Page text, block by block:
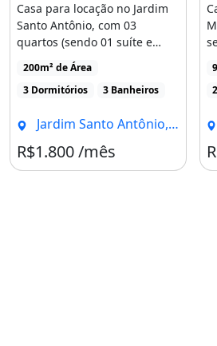
Casa para locação no Jardim
Santo Antônio, com 03
quartos (sendo 01 suíte e
outro no segundo andar), [...]
200m² de Área
3 Dormitórios
3 Banheiros
Jardim Santo Antônio, Macaé - RJ
R$1.800 /mês